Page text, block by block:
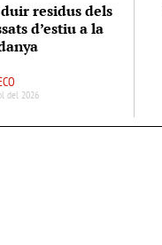
residus dels
d’estiu a la
del 2026